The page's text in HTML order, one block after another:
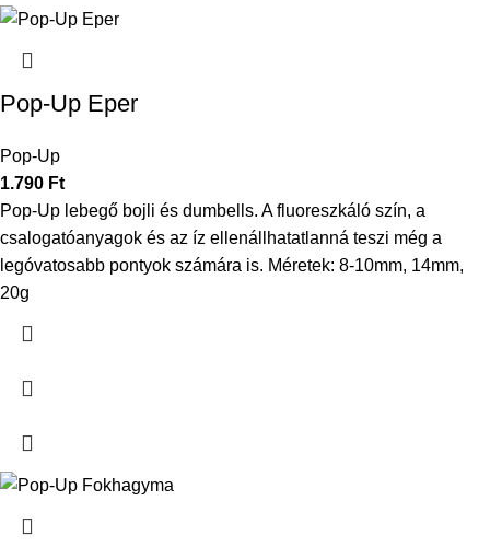
Pop-Up Eper
Pop-Up
1.790 Ft
Pop-Up lebegő bojli és dumbells. A fluoreszkáló szín, a
csalogatóanyagok és az íz ellenállhatatlanná teszi még a
legóvatosabb pontyok számára is. Méretek: 8-10mm, 14mm,
20g